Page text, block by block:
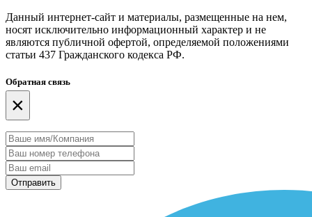
Данный интернет-сайт и материалы, размещенные на нем,
носят исключительно информационный характер и не
являются публичной офертой, определяемой положениями
статьи 437 Гражданского кодекса РФ.
Обратная связь
×
Отправить